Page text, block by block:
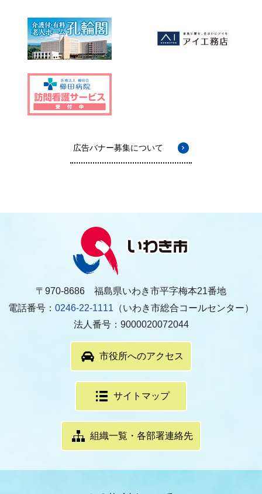
広告バナー募集について
〒970-8686 福島県いわき市平字梅本21番地
電話番号： 0246-22-1111 （いわき市総合コールセンター）
法人番号：9000020072044
市役所へのアクセス
サイトマップ
組織一覧・各部署連絡先